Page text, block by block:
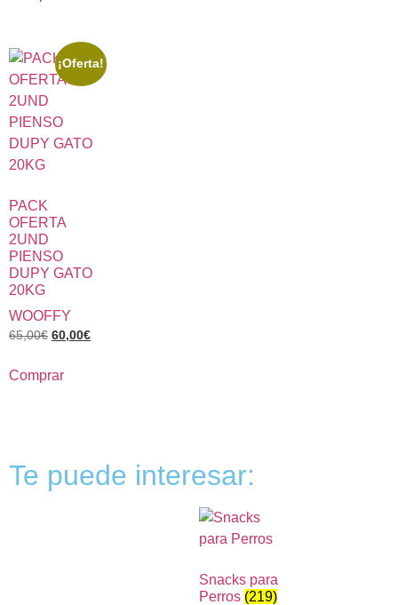
¡Oferta!
PACK
OFERTA
2UND
PIENSO
DUPY GATO
20KG
WOOFFY
65,00€ 60,00€
Comprar
Te puede interesar:
Snacks para
Perros (219)